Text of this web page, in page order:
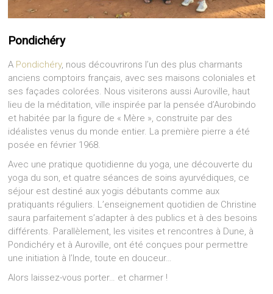
Pondichéry
A Pondichéry, nous découvrirons l’un des plus charmants
anciens comptoirs français, avec ses maisons coloniales et
ses façades colorées. Nous visiterons aussi Auroville, haut
lieu de la méditation, ville inspirée par la pensée d’Aurobindo
et habitée par la figure de « Mère », construite par des
idéalistes venus du monde entier. La première pierre a été
posée en février 1968.
Avec une pratique quotidienne du yoga, une découverte du
yoga du son, et quatre séances de soins ayurvédiques, ce
séjour est destiné aux yogis débutants comme aux
pratiquants réguliers. L’enseignement quotidien de Christine
saura parfaitement s’adapter à des publics et à des besoins
différents. Parallèlement, les visites et rencontres à Dune, à
Pondichéry et à Auroville, ont été conçues pour permettre
une initiation à l’Inde, toute en douceur…
Alors laissez-vous porter… et charmer !